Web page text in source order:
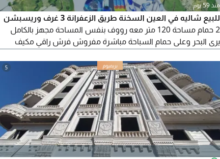
منذ 59 يوم
للبيع شاليه في العين السخنة طريق الزعفرانة 3 غرف وريسبشن
2 حمام مساحة 120 متر معه رووف بنفس المساحة مجهز بالكامل
يرى البحر وعلى حمام السباحة مباشرة مفروش فرش راقي مكيف
5